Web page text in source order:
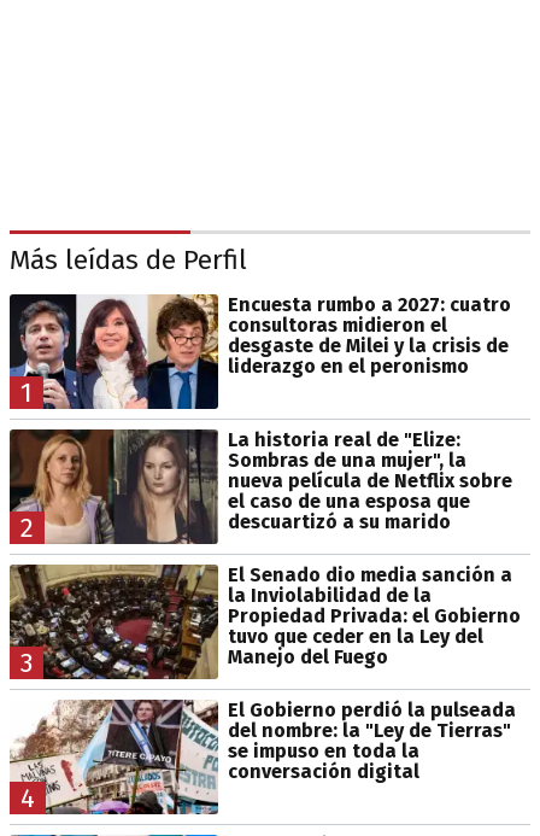
Más leídas de Perfil
1
Encuesta rumbo a 2027: cuatro
consultoras midieron el
desgaste de Milei y la crisis de
liderazgo en el peronismo
2
La historia real de "Elize:
Sombras de una mujer", la
nueva película de Netflix sobre
el caso de una esposa que
descuartizó a su marido
3
El Senado dio media sanción a
la Inviolabilidad de la
Propiedad Privada: el Gobierno
tuvo que ceder en la Ley del
Manejo del Fuego
4
El Gobierno perdió la pulseada
del nombre: la "Ley de Tierras"
se impuso en toda la
conversación digital